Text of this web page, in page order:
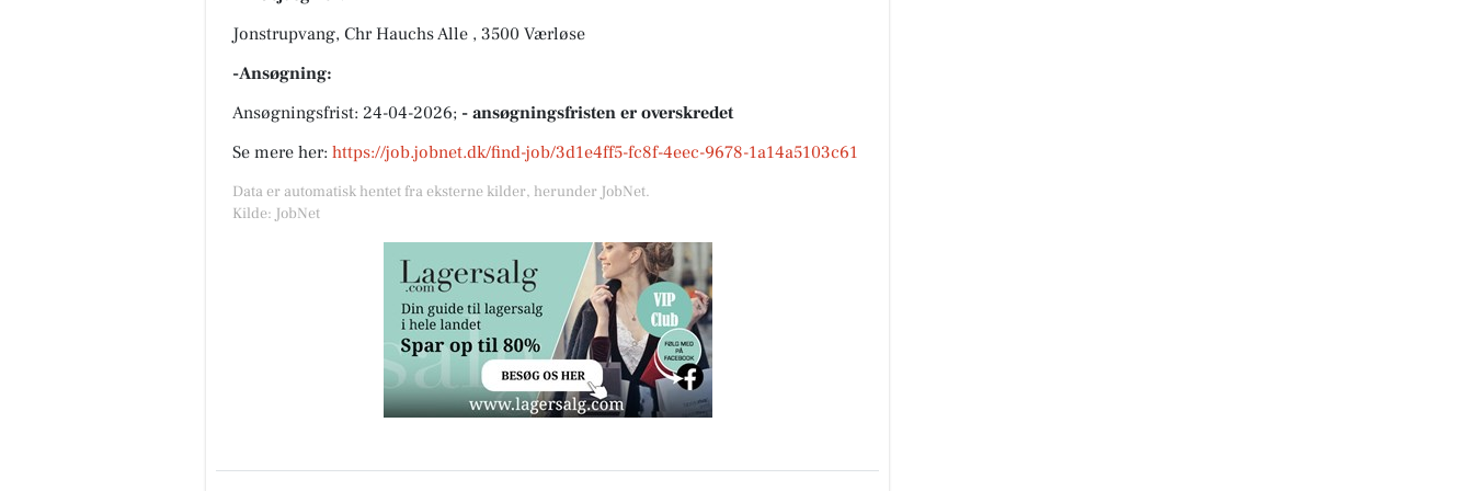
Jonstrupvang, Chr Hauchs Alle , 3500 Værløse
-Ansøgning:
Ansøgningsfrist: 24-04-2026; - ansøgningsfristen er overskredet
Se mere her: https://job.jobnet.dk/find-job/3d1e4ff5-fc8f-4eec-9678-1a14a5103c61
Data er automatisk hentet fra eksterne kilder, herunder JobNet.
Kilde: JobNet